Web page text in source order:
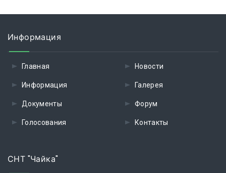
Информация
Главная
Информация
Документы
Голосования
Новости
Галерея
Форум
Контакты
СНТ "Чайка"